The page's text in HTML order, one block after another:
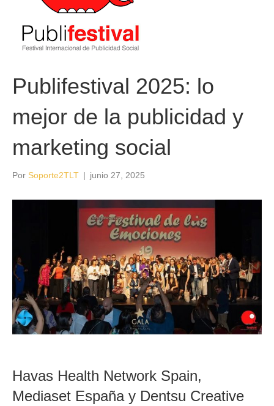
Publifestival 2025: lo
mejor de la publicidad y
marketing social
Por Soporte2TLT | junio 27, 2025
Havas Health Network Spain,
Mediaset España y Dentsu Creative